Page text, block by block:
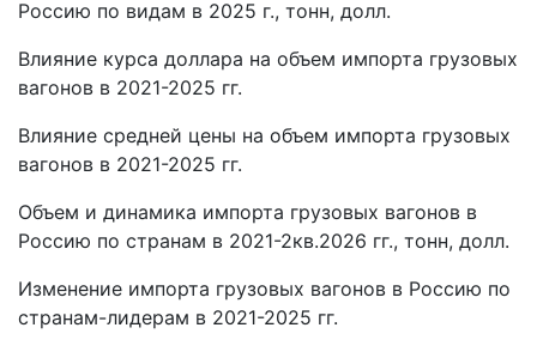
Россию по видам в 2025 г., тонн, долл.
Влияние курса доллара на объем импорта грузовых
вагонов в 2021-2025 гг.
Влияние средней цены на объем импорта грузовых
вагонов в 2021-2025 гг.
Объем и динамика импорта грузовых вагонов в
Россию по странам в 2021-2кв.2026 гг., тонн, долл.
Изменение импорта грузовых вагонов в Россию по
странам-лидерам в 2021-2025 гг.